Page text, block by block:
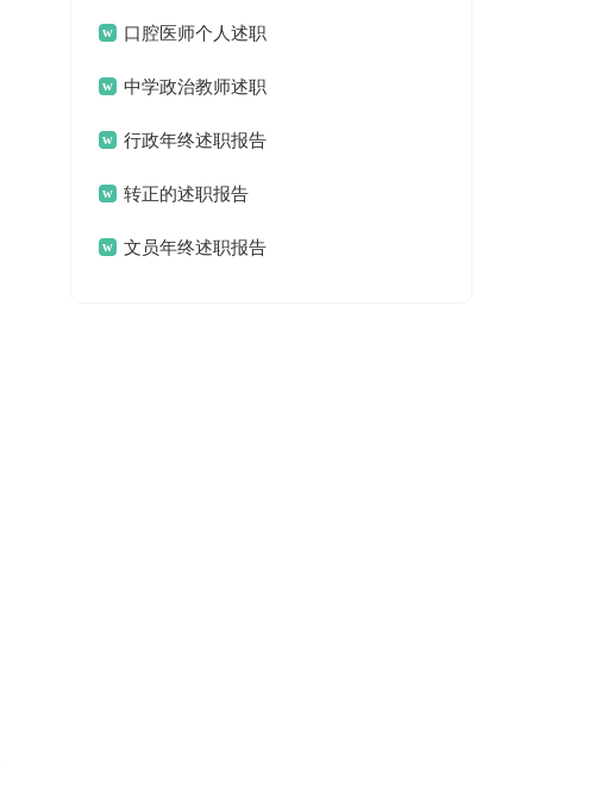
优秀口腔医师个人述职
报告中学政治教师述职
报告行政年终述职报告
转正的述职报告
文员年终述职报告